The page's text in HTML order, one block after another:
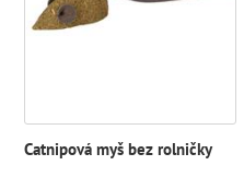
Catnipová myš bez rolničky